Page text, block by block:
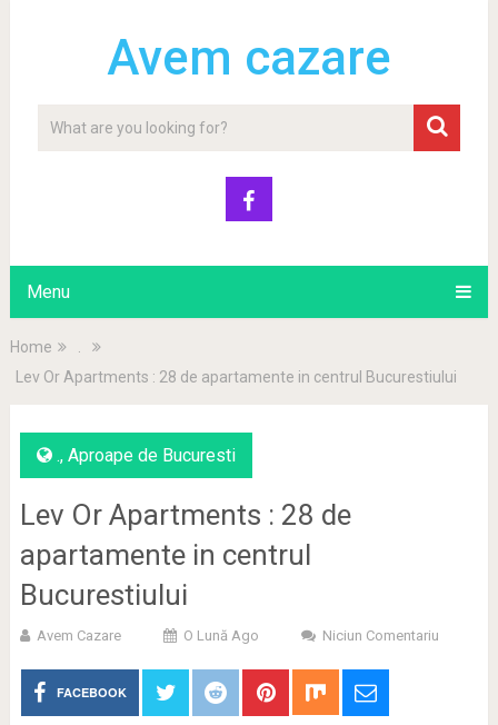
Avem cazare
Menu
Home
Lev Or Apartments : 28 de apartamente in centrul Bucurestiului
., Aproape de Bucuresti
Lev Or Apartments : 28 de
apartamente in centrul
Bucurestiului
Avem Cazare O Lună Ago Niciun Comentariu
FACEBOOK